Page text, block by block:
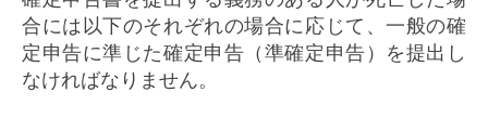
合には以下のそれぞれの場合に応じて、一般の確
定申告に準じた確定申告（準確定申告）を提出し
なければなりません。